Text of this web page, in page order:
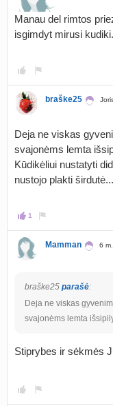
Manau del rimtos
isgimdyt mirusi
braške25
Deja ne viskas
svajonėms lemta
Kūdikėliui nustatyti
nustojo plakti
1
Mamman 6
braške25 parašė:
Deja ne viskas
svajonėms lemta
Stiprybes ir sėkmės